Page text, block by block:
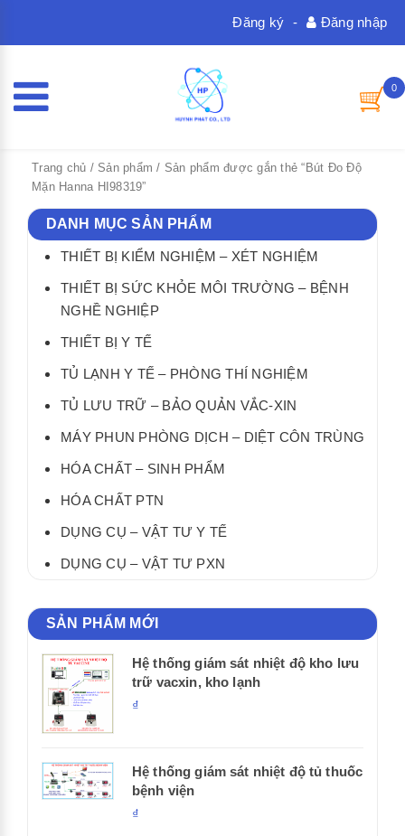
Đăng nhập
-
Đăng ký
0
Trang chủ / Sản phẩm / Sản phẩm được gắn thẻ “Bút Đo Độ
Mặn Hanna HI98319”
DANH MỤC SẢN PHẨM
THIẾT BỊ KIỂM NGHIỆM – XÉT NGHIỆM
THIẾT BỊ SỨC KHỎE MÔI TRƯỜNG – BỆNH
NGHỀ NGHIỆP
THIẾT BỊ Y TẾ
TỦ LẠNH Y TẾ – PHÒNG THÍ NGHIỆM
TỦ LƯU TRỮ – BẢO QUẢN VẮC-XIN
MÁY PHUN PHÒNG DỊCH – DIỆT CÔN TRÙNG
HÓA CHẤT – SINH PHẨM
HÓA CHẤT PTN
DỤNG CỤ – VẬT TƯ Y TẾ
DỤNG CỤ – VẬT TƯ PXN
SẢN PHẨM MỚI
Hệ thống giám sát nhiệt độ kho lưu
trữ vacxin, kho lạnh
₫
Hệ thống giám sát nhiệt độ tủ thuốc
bệnh viện
₫